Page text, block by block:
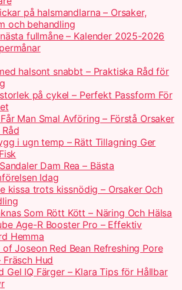
på halsmandlarna – Orsaker,
och behandling
fullmåne – Kalender 2025-2026
halsont snabbt – Praktiska Råd för
på cykel – Perfekt Passform För
Man Smal Avföring – Förstå Orsaker
i ugn temp – Rätt Tillagning Ger
Dam Rea – Bästa
Idag
kissa trots kissnödig – Orsaker Och
Som Rött Kött – Näring Och Hälsa
Age-R Booster Pro – Effektiv
Hemma
of Joseon Red Bean Refreshing Pore
Fräsch Hud
Gel IQ Färger – Klara Tips för Hållbar